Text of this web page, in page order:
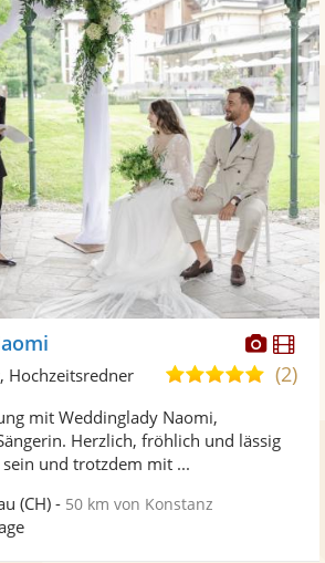
4,9
Sternen
(2)
Hochzeitsredner
mit Weddinglady Naomi,
Herzlich, fröhlich und lässig
und trotzdem mit ...
(CH) - 50 km von Konstanz